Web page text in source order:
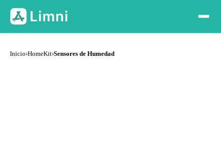
Inicio›HomeKit›Sensores de Humedad